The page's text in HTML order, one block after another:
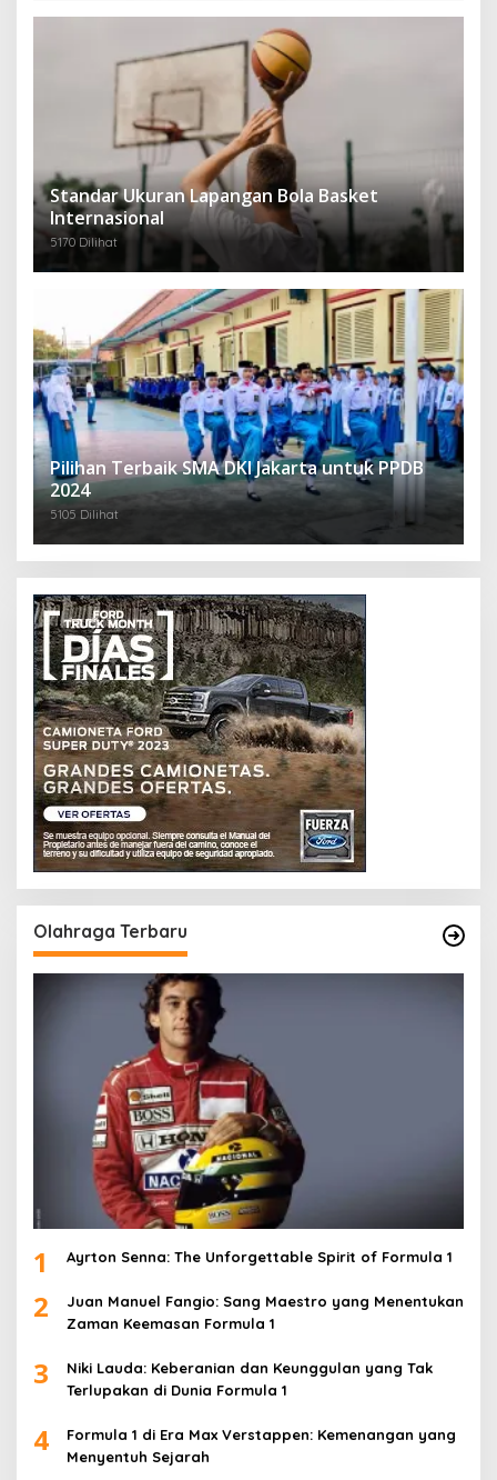
Standar Ukuran Lapangan Bola Basket
Internasional
5170 Dilihat
Pilihan Terbaik SMA DKI Jakarta untuk PPDB
2024
5105 Dilihat
Olahraga Terbaru
1 Ayrton Senna: The Unforgettable Spirit of Formula 1
2
Juan Manuel Fangio: Sang Maestro yang Menentukan
Zaman Keemasan Formula 1
3
Niki Lauda: Keberanian dan Keunggulan yang Tak
Terlupakan di Dunia Formula 1
4
Formula 1 di Era Max Verstappen: Kemenangan yang
Menyentuh Sejarah